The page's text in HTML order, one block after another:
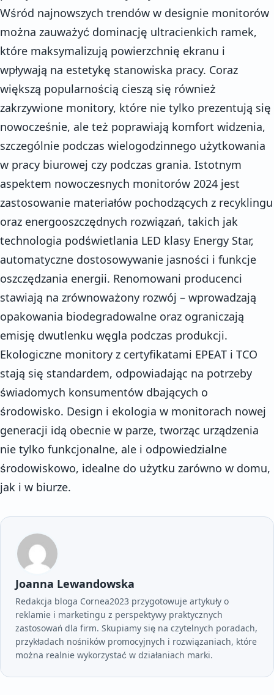
Wśród najnowszych trendów w designie monitorów
można zauważyć dominację ultracienkich ramek,
które maksymalizują powierzchnię ekranu i
wpływają na estetykę stanowiska pracy. Coraz
większą popularnością cieszą się również
zakrzywione monitory, które nie tylko prezentują się
nowocześnie, ale też poprawiają komfort widzenia,
szczególnie podczas wielogodzinnego użytkowania
w pracy biurowej czy podczas grania. Istotnym
aspektem nowoczesnych monitorów 2024 jest
zastosowanie materiałów pochodzących z recyklingu
oraz energooszczędnych rozwiązań, takich jak
technologia podświetlania LED klasy Energy Star,
automatyczne dostosowywanie jasności i funkcje
oszczędzania energii. Renomowani producenci
stawiają na zrównoważony rozwój – wprowadzają
opakowania biodegradowalne oraz ograniczają
emisję dwutlenku węgla podczas produkcji.
Ekologiczne monitory z certyfikatami EPEAT i TCO
stają się standardem, odpowiadając na potrzeby
świadomych konsumentów dbających o
środowisko. Design i ekologia w monitorach nowej
generacji idą obecnie w parze, tworząc urządzenia
nie tylko funkcjonalne, ale i odpowiedzialne
środowiskowo, idealne do użytku zarówno w domu,
jak i w biurze.
Joanna Lewandowska
Redakcja bloga Cornea2023 przygotowuje artykuły o
reklamie i marketingu z perspektywy praktycznych
zastosowań dla firm. Skupiamy się na czytelnych poradach,
przykładach nośników promocyjnych i rozwiązaniach, które
można realnie wykorzystać w działaniach marki.